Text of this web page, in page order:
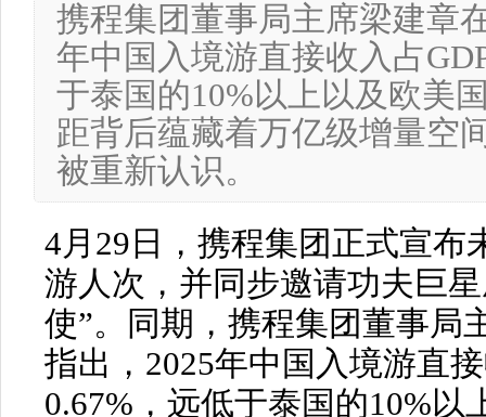
携程集团董事局主席梁建章
年中国入境游直接收入占
于泰国的10%以上以及欧美
距背后蕴藏着万亿级增量空
被重新认识。
4月29日，携程集团正式宣布
游人次，并同步邀请功夫巨
使”。同期，携程集团董事局
指出，2025年中国入境游直
0.67%，远低于泰国的10%以